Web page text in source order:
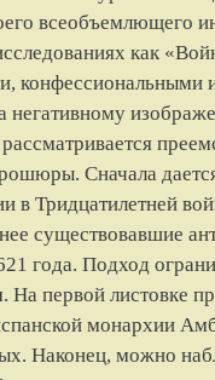
всеобъемлющего
как
конфессиональными
негативному
Сначала
в Тридцатилетней
существовавшие
года. Подход
На первой листовке
монархии
Наконец, можно